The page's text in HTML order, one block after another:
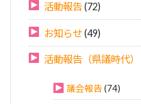
活動報告(72)
お知らせ(49)
活動報告（県議時代）
議会報告(74)